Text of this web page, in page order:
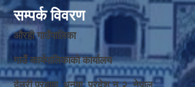
सम्पर्क विवरण
औरही गाउँपालिका
गाउँ कार्यपालिकाको कार्यालय
देउरी परवाहा, धनुषा, प्रदेश न‌‍ २, नेपाल